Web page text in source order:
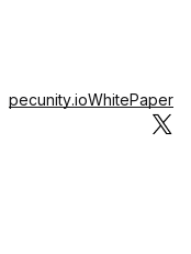
pecunity.ioWhitePaper